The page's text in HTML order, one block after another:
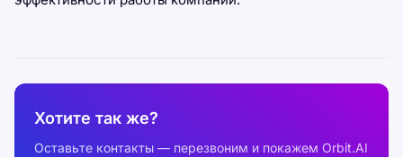
Хотите так же?
Оставьте контакты — перезвоним и покажем Orbit.AI